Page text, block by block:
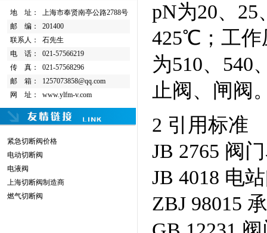
地 址：
上海市奉贤南亭公路2788号
邮 编：
201400
联系人：
石先生
电 话：
021-57566219
传 真：
021-57568296
邮 箱：
1257073858@qq.com
网 址：
www.ylfm-v.com
紧急切断阀价格
电动切断阀
电液阀
上海切断阀制造商
燃气切断阀
pN为20、25
425℃；工作
为510、540
止阀、闸阀
2 引用标准
JB 2765 阀
JB 4018 电
ZBJ 98015